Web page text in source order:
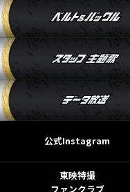
公式Instagram
東映特撮
ファンクラブ